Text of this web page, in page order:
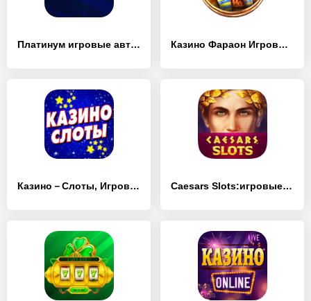
Платинум игровые автоматы 777 - [MOD Много монет] Казино Фараон Игровые Автоматы - [MOD Много монет]
Казино－Слоты, Игровые Автоматы - [MOD Много денег] Caesars Slots:игровые автоматы - [MOD Много денег]